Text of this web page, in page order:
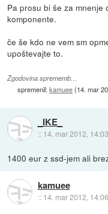
Pa prosu bi še za mnenje
komponente.
če še kdo ne vem sm
upoštevajte to.
Zgodovina sprememb…
spremenil:kamuee(14. mar
_IKE_
:: 14. mar 2012, 14:03
1400 eur z ssd-jem ali
kamuee
:: 14. mar 2012, 14:06